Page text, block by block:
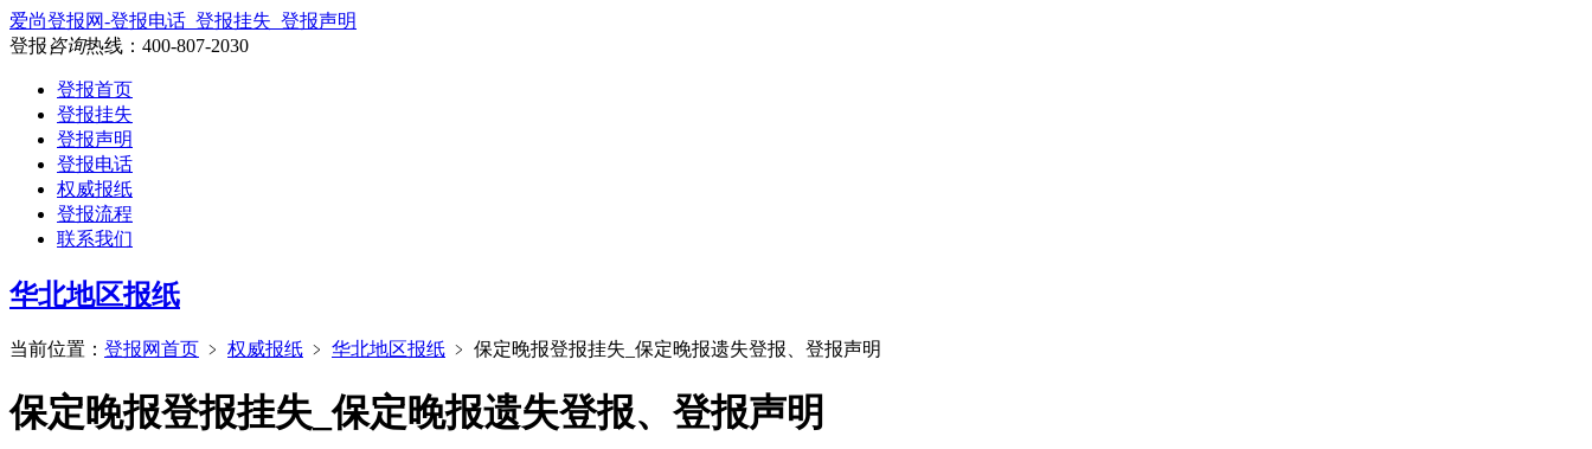
爱尚登报网-登报电话_登报挂失_登报声明
登报咨询热线： 400-807-2030
登报首页
登报挂失
登报声明
登报电话
权威报纸
登报流程
联系我们
华北地区报纸
当前位置： 登报网首页 ﹥ 权威报纸 ﹥ 华北地区报纸 ﹥ 保定晚报登报挂失_保定晚报遗失登报、登报声明
保定晚报登报挂失_保定晚报遗失登报、登报声明